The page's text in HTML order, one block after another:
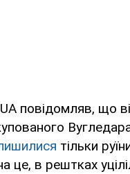
повідомляв, що
тільки
це, в рештках